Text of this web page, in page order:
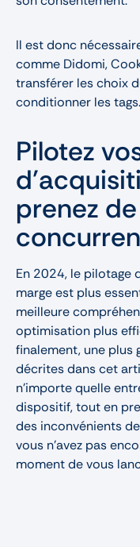
Il est donc
comme Didomi,
transférer les choix
conditionner les tags.
Pilotez
prenez
En 2024, le pilotage
marge est plus
meilleure
optimisation plus
finalement, une plus
décrites dans cet
n’importe quelle
dispositif, tout en
des inconvénients
vous n'avez pas
moment de vous